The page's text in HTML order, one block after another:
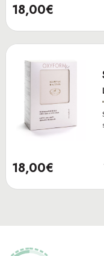
18,00€
18,00€